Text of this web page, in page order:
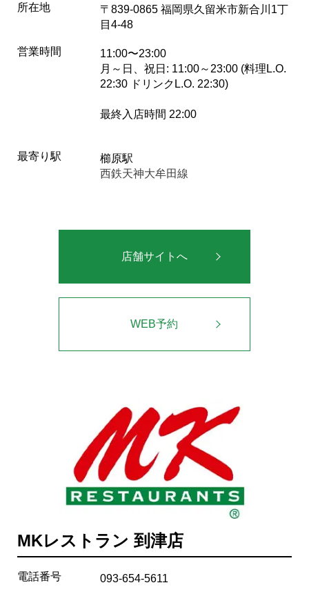
所在地
〒839-0865 福岡県久留米市新合川1丁
目4-48
営業時間
11:00〜23:00
月～日、祝日: 11:00～23:00 (料理L.O.
22:30 ドリンクL.O. 22:30)
最終入店時間 22:00
最寄り駅
櫛原駅
西鉄天神大牟田線
店舗サイトへ
WEB予約
MKレストラン 到津店
電話番号 093-654-5611